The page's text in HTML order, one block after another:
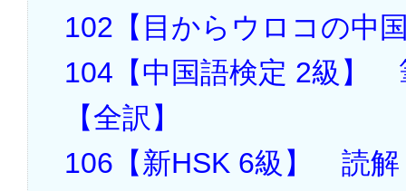
102【目からウロコの中
104【中国語検定 2級】
【全訳】
106【新HSK 6級】 読